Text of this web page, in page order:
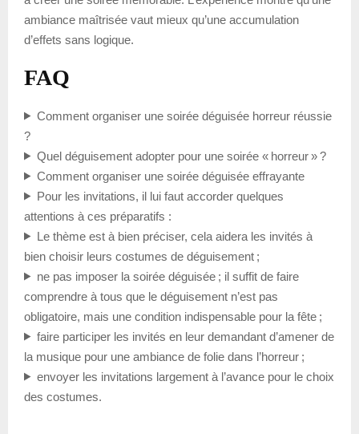
ambiance maîtrisée vaut mieux qu’une accumulation
d’effets sans logique.
FAQ
Comment organiser une soirée déguisée horreur réussie
?
Quel déguisement adopter pour une soirée « horreur » ?
Comment organiser une soirée déguisée effrayante
Pour les invitations, il lui faut accorder quelques
attentions à ces préparatifs :
Le thème est à bien préciser, cela aidera les invités à
bien choisir leurs costumes de déguisement ;
ne pas imposer la soirée déguisée ; il suffit de faire
comprendre à tous que le déguisement n’est pas
obligatoire, mais une condition indispensable pour la fête ;
faire participer les invités en leur demandant d’amener de
la musique pour une ambiance de folie dans l’horreur ;
envoyer les invitations largement à l’avance pour le choix
des costumes.